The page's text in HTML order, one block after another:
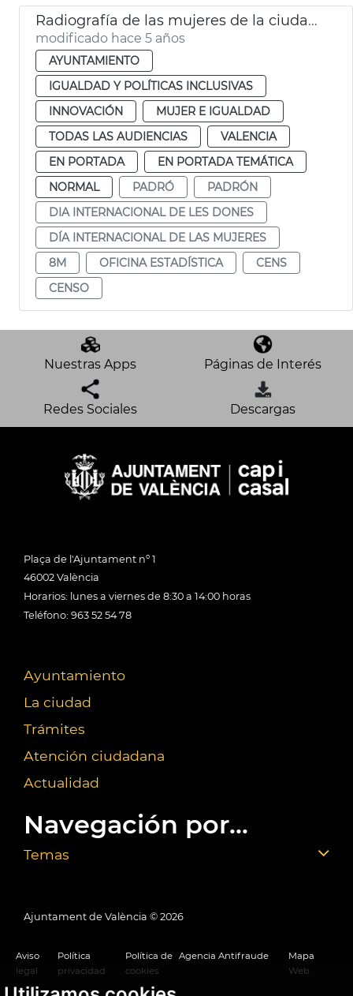
Radiografía de las mujeres de la ciudad de València
modificado hace 5 años
AYUNTAMIENTO
IGUALDAD Y POLÍTICAS INCLUSIVAS
INNOVACIÓN
MUJER E IGUALDAD
TODAS LAS AUDIENCIAS
VALENCIA
EN PORTADA
EN PORTADA TEMÁTICA
NORMAL
PADRÓ
PADRÓN
DIA INTERNACIONAL DE LES DONES
DÍA INTERNACIONAL DE LAS MUJERES
8M
OFICINA ESTADÍSTICA
CENS
CENSO
Nuestras Apps Páginas de Interés
Redes Sociales Descargas
Plaça de l'Ajuntament nº 1
46002 València
Horarios: lunes a viernes de 8:30 a 14:00 horas
Teléfono: 963 52 54 78
Ayuntamiento
La ciudad
Trámites
Atención ciudadana
Actualidad
Navegación por...
Temas
Ajuntament de València © 2026
Aviso
legal
Política
privacidad
Política de
cookies
Agencia Antifraude
Mapa
Web